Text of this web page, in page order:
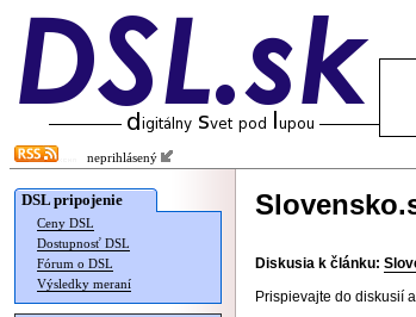
neprihlásený
DSL pripojenie
Ceny DSL
Dostupnosť DSL
Fórum o DSL
Výsledky meraní
Diskusia k článku:
Prispievajte do diskusií